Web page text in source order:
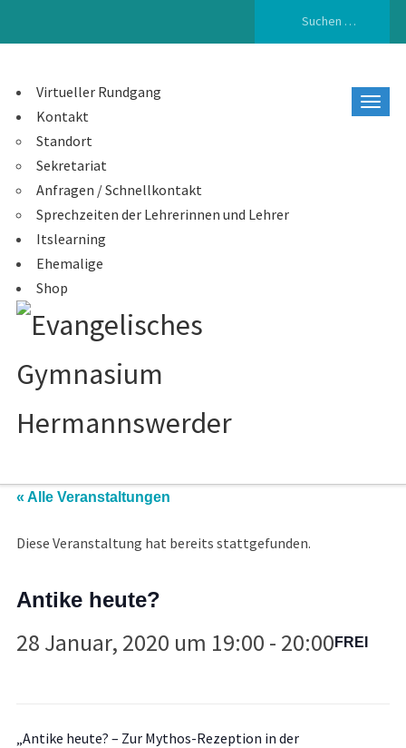
Virtueller Rundgang
Kontakt
Standort
Sekretariat
Anfragen / Schnellkontakt
Sprechzeiten der Lehrerinnen und Lehrer
Itslearning
Ehemalige
Shop
« Alle Veranstaltungen
Diese Veranstaltung hat bereits stattgefunden.
Antike heute?
28 Januar, 2020 um 19:00 - 20:00 FREI
„Antike heute? – Zur Mythos-Rezeption in der